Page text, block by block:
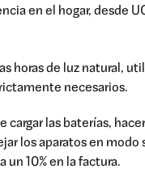
en el hogar, desde
horas de luz natural,
necesarios.
cargar las baterías,
los aparatos en
un 10% en la factura.